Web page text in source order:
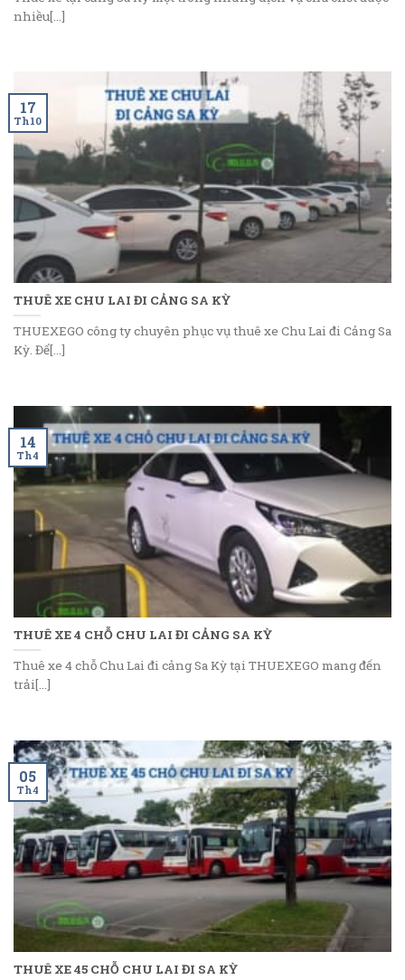
nhiều[...]
THUÊ XE CHU LAI ĐI CẢNG SA KỲ
THUEXEGO công ty chuyên phục vụ thuê xe Chu Lai đi Cảng Sa
Kỳ. Để[...]
17
Th10
THUÊ XE 4 CHỖ CHU LAI ĐI CẢNG SA KỲ
Thuê xe 4 chỗ Chu Lai đi cảng Sa Kỳ tại THUEXEGO mang đến
trải[...]
14
Th4
THUÊ XE 45 CHỖ CHU LAI ĐI SA KỲ
05
Th4